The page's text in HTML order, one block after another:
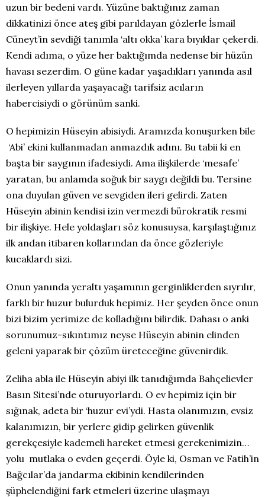
uzun bir bedeni vardı. Yüzüne baktığınız zaman
dikkatinizi önce ateş gibi parıldayan gözlerle İsmail
Cüneyt’in sevdiği tanımla ‘altı okka’ kara bıyıklar çekerdi.
Kendi adıma, o yüze her baktığımda nedense bir hüzün
havası sezerdim. O güne kadar yaşadıkları yanında asıl
ilerleyen yıllarda yaşayacağı tarifsiz acıların
habercisiydi o görünüm sanki.
O hepimizin Hüseyin abisiydi. Aramızda konuşurken bile
‘Abi’ ekini kullanmadan anmazdık adını. Bu tabii ki en
başta bir saygının ifadesiydi. Ama ilişkilerde ‘mesafe’
yaratan, bu anlamda soğuk bir saygı değildi bu. Tersine
ona duyulan güven ve sevgiden ileri gelirdi. Zaten
Hüseyin abinin kendisi izin vermezdi bürokratik resmi
bir ilişkiye. Hele yoldaşları söz konusuysa, karşılaştığınız
ilk andan itibaren kollarından da önce gözleriyle
kucaklardı sizi.
Onun yanında yeraltı yaşamının gerginliklerden sıyrılır,
farklı bir huzur bulurduk hepimiz. Her şeyden önce onun
bizi bizim yerimize de kolladığını bilirdik. Dahası o anki
sorunumuz-sıkıntımız neyse Hüseyin abinin elinden
geleni yaparak bir çözüm üreteceğine güvenirdik.
Zeliha abla ile Hüseyin abiyi ilk tanıdığımda Bahçelievler
Basın Sitesi’nde oturuyorlardı. O ev hepimiz için bir
sığınak, adeta bir ‘huzur evi’ydi. Hasta olanımızın, evsiz
kalanımızın, bir yerlere gidip gelirken güvenlik
gerekçesiyle kademeli hareket etmesi gerekenimizin…
yolu mutlaka o evden geçerdi. Öyle ki, Osman ve Fatih’in
Bağcılar’da jandarma ekibinin kendilerinden
şüphelendiğini fark etmeleri üzerine ulaşmayı